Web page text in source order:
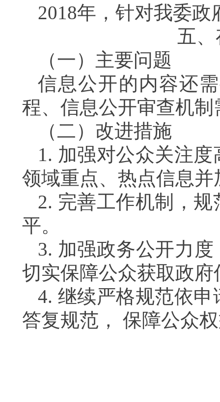
2018年，针对我委政
五
（一）主要问题
信息公开的内容还
程、信息公开审查机
（二）改进措施
1. 加强对公众关注
领域重点、热点信息
2. 完善工作机制，
平。
3. 加强政务公开力
切实保障公众获取政府
4. 继续严格规范依
答复规范， 保障公众